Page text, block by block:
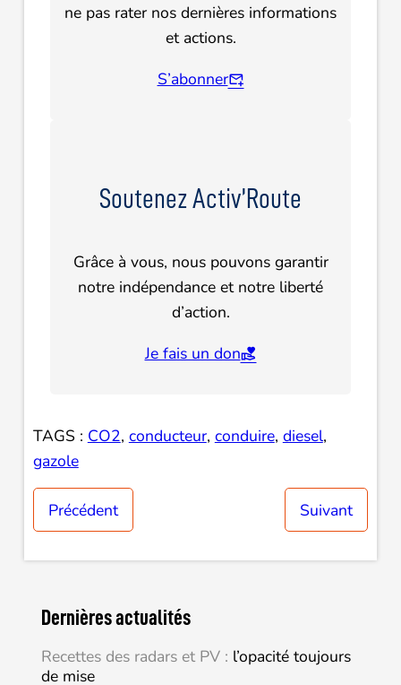
ne pas rater nos dernières informations
et actions.
S’abonner
Soutenez Activ’Route
Grâce à vous, nous pouvons garantir
notre indépendance et notre liberté
d’action.
Je fais un don
TAGS : CO2, conducteur, conduire, diesel
gazole
Précédent Suivant
Dernières actualités
Recettes des radars et PV : l’opacité toujours
de mise